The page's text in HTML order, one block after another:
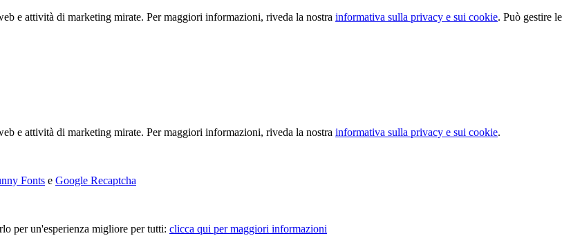
e attività di marketing mirate. Per maggiori informazioni, riveda la nostra informativa sulla privacy e sui cookie. Può gestire le
e attività di marketing mirate. Per maggiori informazioni, riveda la nostra informativa sulla privacy e sui cookie.
Fonts e Google Recaptcha
per un'esperienza migliore per tutti: clicca qui per maggiori informazioni